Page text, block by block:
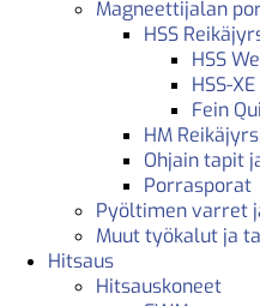
Magneettijalan
HSS
HSS
HSS-
Fein
HM
Ohjain tapit
Porrasporat
Pyöltimen varret
Muut työkalut ja
Hitsaus
Hitsauskoneet